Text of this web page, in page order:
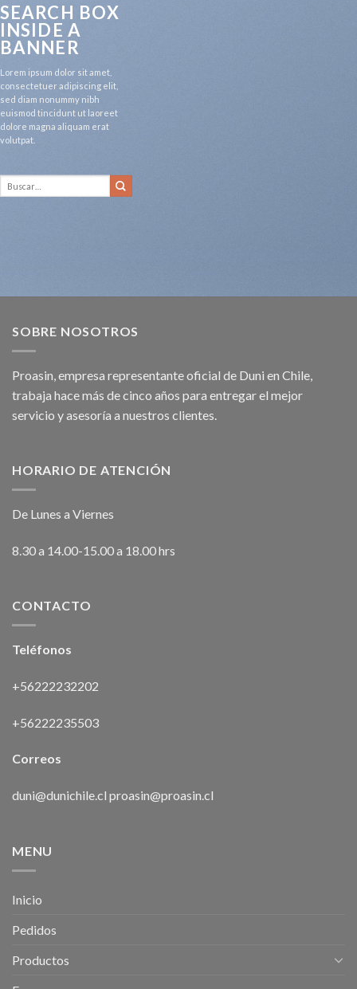
SEARCH BOX
INSIDE A
BANNER
Lorem ipsum dolor sit amet,
consectetuer adipiscing elit,
sed diam nonummy nibh
euismod tincidunt ut laoreet
dolore magna aliquam erat
volutpat.
SOBRE NOSOTROS
Proasin, empresa representante oficial de Duni en Chile,
trabaja hace más de cinco años para entregar el mejor
servicio y asesoría a nuestros clientes.
HORARIO DE ATENCIÓN
De Lunes a Viernes
8.30 a 14.00-15.00 a 18.00 hrs
CONTACTO
Teléfonos
+56222232202
+56222235503
Correos
duni@dunichile.cl proasin@proasin.cl
MENU
Inicio
Pedidos
Productos